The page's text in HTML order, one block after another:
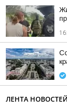
ЛЕНТА НОВОСТЕЙ